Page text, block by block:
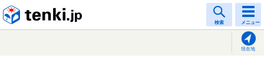
検索 メニュー
現在地